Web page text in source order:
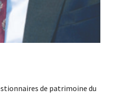
de patrimoine du